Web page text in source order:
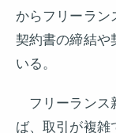
からフリーラン
契約書の締結や
いる。
フリーランス
ば、取引が複雑